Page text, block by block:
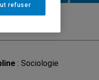
: Sociologie
refuser